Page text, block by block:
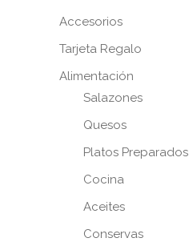
Accesorios
Tarjeta Regalo
Alimentación
Salazones
Quesos
Platos Preparados
Cocina
Aceites
Conservas